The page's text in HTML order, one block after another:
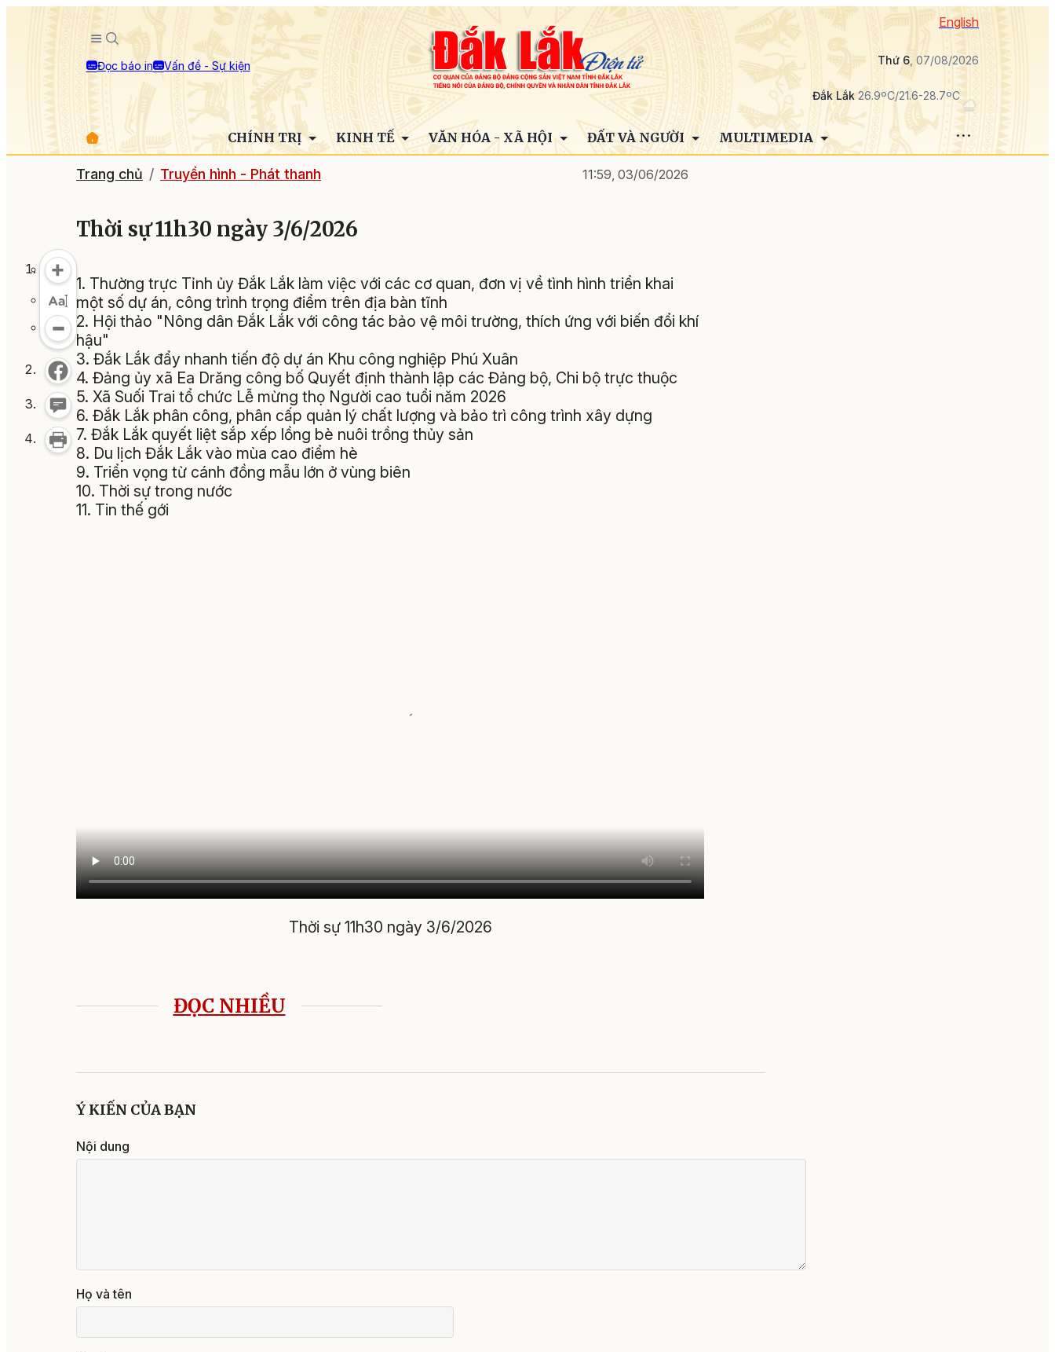
Đọc báo in Vấn đề - Sự kiện
English
Thứ 6, 07/08/2026
Đắk Lắk26.9ºC/21.6-28.7ºC
CHÍNH TRỊ KINH TẾ VĂN HÓA - XÃ HỘI ĐẤT VÀ NGƯỜI MULTIMEDIA
Trang chủ Truyền hình - Phát thanh 11:59, 03/06/2026
Thời sự 11h30 ngày 3/6/2026
1. Thường trực Tỉnh ủy Đắk Lắk làm việc với các cơ quan, đơn vị về tình hình triển khai
một số dự án, công trình trọng điểm trên địa bàn tĩnh
2. Hội thảo "Nông dân Đắk Lắk với công tác bảo vệ môi trường, thích ứng với biến đổi khí
hậu"
3. Đắk Lắk đẩy nhanh tiến độ dự án Khu công nghiệp Phú Xuân
4. Đảng ủy xã Ea Drăng công bố Quyết định thành lập các Đảng bộ, Chi bộ trực thuộc
5. Xã Suối Trai tổ chức Lễ mừng thọ Người cao tuổi năm 2026
6. Đắk Lắk phân công, phân cấp quản lý chất lượng và bảo trì công trình xây dựng
7. Đắk Lắk quyết liệt sắp xếp lồng bè nuôi trồng thủy sản
8. Du lịch Đắk Lắk vào mùa cao điểm hè
9. Triển vọng từ cánh đồng mẫu lớn ở vùng biên
10. Thời sự trong nước
11. Tin thế gới
Thời sự 11h30 ngày 3/6/2026
ĐỌC NHIỀU
Ý KIẾN CỦA BẠN
Nội dung
Họ và tên